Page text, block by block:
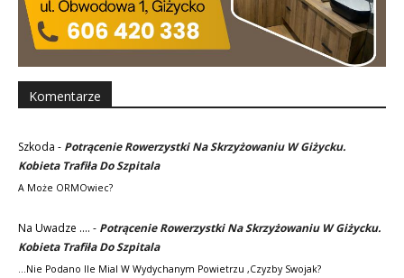
Komentarze
Szkoda - Potrącenie Rowerzystki Na Skrzyżowaniu W Giżycku.
Kobieta Trafiła Do Szpitala
A Może ORMOwiec?
Na Uwadze .... - Potrącenie Rowerzystki Na Skrzyżowaniu W Giżycku.
Kobieta Trafiła Do Szpitala
...nie Podano Ile Mial W Wydychanym Powietrzu ,czyzby Swojak?